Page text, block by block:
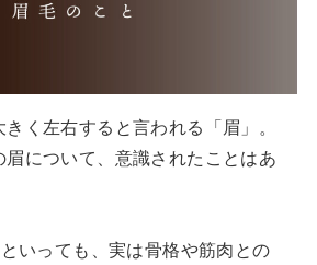
く左右すると言われる「眉」。
について、意識されたことはあ
いっても、実は骨格や筋肉との